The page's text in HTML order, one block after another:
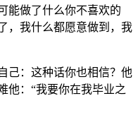
能做了什么你不喜欢的
，我什么都愿意做到，我
己：这种话你也相信？他
他：“我要你在我毕业之